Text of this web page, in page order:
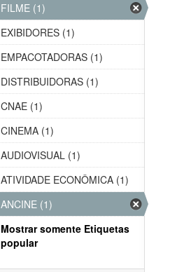
FILME (1)
EXIBIDORES (1)
EMPACOTADORAS (1)
DISTRIBUIDORAS (1)
CNAE (1)
CINEMA (1)
AUDIOVISUAL (1)
ATIVIDADE ECONÔMICA (1)
ANCINE (1)
Mostrar somente Etiquetas
popular